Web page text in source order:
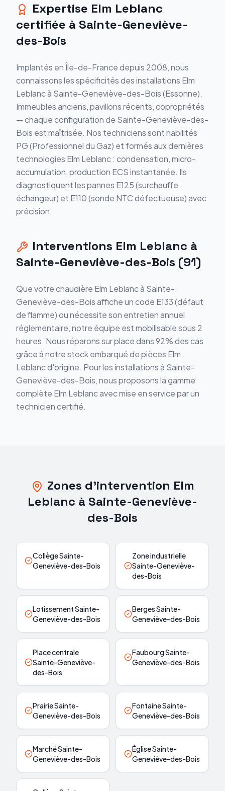
Expertise Elm Leblanc
certifiée à Sainte-Geneviève-
des-Bois
Implantés en Île-de-France depuis 2008, nous
connaissons les spécificités des installations Elm
Leblanc à Sainte-Geneviève-des-Bois (Essonne).
Immeubles anciens, pavillons récents, copropriétés
— chaque configuration de Sainte-Geneviève-des-
Bois est maîtrisée. Nos techniciens sont habilités
PG (Professionnel du Gaz) et formés aux dernières
technologies Elm Leblanc : condensation, micro-
accumulation, production ECS instantanée. Ils
diagnostiquent les pannes E125 (surchauffe
échangeur) et E110 (sonde NTC défectueuse) avec
précision.
Interventions Elm Leblanc à
Sainte-Geneviève-des-Bois (91)
Que votre chaudière Elm Leblanc à Sainte-
Geneviève-des-Bois affiche un code E133 (défaut
de flamme) ou nécessite son entretien annuel
réglementaire, notre équipe est mobilisable sous 2
heures. Nous réparons sur place dans 92% des cas
grâce à notre stock embarqué de pièces Elm
Leblanc d'origine. Pour les installations à Sainte-
Geneviève-des-Bois, nous proposons la gamme
complète Elm Leblanc avec mise en service par un
technicien certifié.
Zones d'intervention Elm
Leblanc à Sainte-Geneviève-
des-Bois
Collège Sainte-
Geneviève-des-Bois
Zone industrielle
Sainte-Geneviève-
des-Bois
Lotissement Sainte-
Geneviève-des-Bois
Berges Sainte-
Geneviève-des-Bois
Place centrale
Sainte-Geneviève-
des-Bois
Faubourg Sainte-
Geneviève-des-Bois
Prairie Sainte-
Geneviève-des-Bois
Fontaine Sainte-
Geneviève-des-Bois
Marché Sainte-
Geneviève-des-Bois
Église Sainte-
Geneviève-des-Bois